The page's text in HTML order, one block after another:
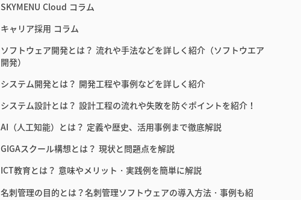
SKYMENU Cloud コラム
キャリア採用 コラム
ソフトウェア開発とは？ 流れや手法などを詳しく紹介（ソフトウエア
開発）
システム開発とは？ 開発工程や事例などを詳しく紹介
システム設計とは？ 設計工程の流れや失敗を防ぐポイントを紹介！
AI（人工知能）とは？ 定義や歴史、活用事例まで徹底解説
GIGAスクール構想とは？ 現状と問題点を解説
ICT教育とは？ 意味やメリット・実践例を簡単に解説
名刺管理の目的とは？名刺管理ソフトウェアの導入方法・事例も紹